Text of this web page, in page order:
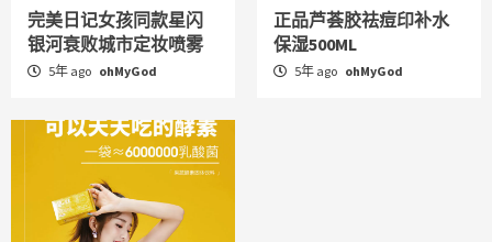
完美日记女孩同款星闪
银河衰败城市定妆喷雾
5年 ago ohMyGod
正品芦荟胶祛痘印补水
保湿500ML
5年 ago ohMyGod